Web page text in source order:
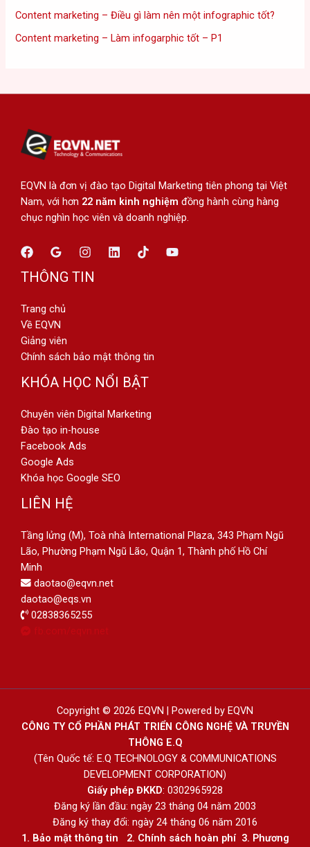
Content marketing – Điều gì làm nên một infographic tốt?
Content marketing – Làm infogarphic tốt – P1
EQVN là đơn vị đào tạo Digital Marketing tiên phong tại Việt
Nam, với hơn 22 năm kinh nghiệm đồng hành cùng hàng
chục nghìn học viên và doanh nghiệp.
THÔNG TIN
Trang chủ
Về EQVN
Giảng viên
Chính sách bảo mật thông tin
KHÓA HỌC NỔI BẬT
Chuyên viên Digital Marketing
Đào tạo in-house
Facebook Ads
Google Ads
Khóa học Google SEO
LIÊN HỆ
Tầng lửng (M), Toà nhà International Plaza, 343 Phạm Ngũ
Lão, Phường Phạm Ngũ Lão, Quận 1, Thành phố Hồ Chí
Minh
daotao@eqvn.net
daotao@eqs.vn
02838365255
fb.com/eqvn.net
Copyright © 2026 EQVN | Powered by EQVN
CÔNG TY CỔ PHẦN PHÁT TRIỂN CÔNG NGHỆ VÀ TRUYỀN
THÔNG E.Q
(Tên Quốc tế: E.Q TECHNOLOGY & COMMUNICATIONS
DEVELOPMENT CORPORATION)
Giấy phép ĐKKD: 0302965928
Đăng ký lần đầu: ngày 23 tháng 04 năm 2003
Đăng ký thay đổi: ngày 24 tháng 06 năm 2016
1. Bảo mật thông tin 2. Chính sách hoàn phí3. Phương